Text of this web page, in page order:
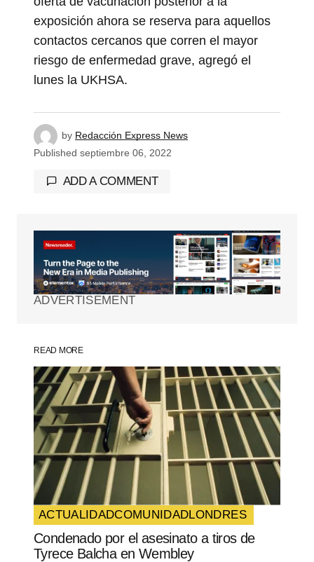
exposición ahora se reserva para aquellos
contactos cercanos que corren el mayor
riesgo de enfermedad grave, agregó el
lunes la UKHSA.
by Redacción Express News
Published septiembre 06, 2022
ADD A COMMENT
Tu dirección de correo electrónico no será
Los campos obligatorios están
marcados con*
Your Name*
Your E-mail *
Guarda mi nombre, correo electrónico y
web en este navegador para la próxima
vez que comente.
SUBMIT COMMENT
ADVERTISEMENT
READ MORE
ACTUALIDADCOMUNIDADLONDRES
Condenado por el asesinato a tiros de
Tyrece Balcha en Wembley